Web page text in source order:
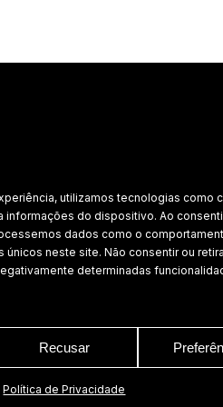
utilizamos tecnologias como
informações do dispositivo. Ao
dados como o
neste site. Não consentir ou
determinadas
Recusar
Política de Privacidade